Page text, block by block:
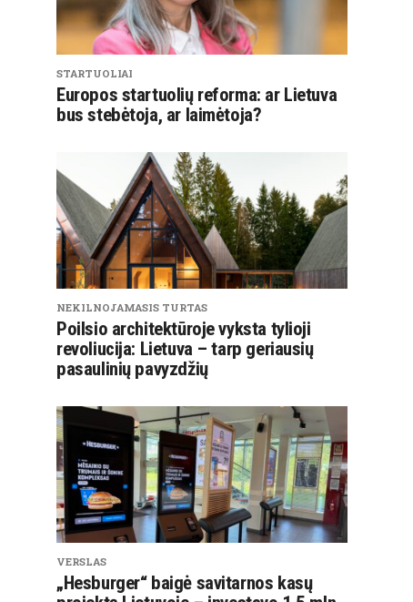
STARTUOLIAI
Europos startuolių reforma: ar Lietuva
bus stebėtoja, ar laimėtoja?
NEKILNOJAMASIS TURTAS
Poilsio architektūroje vyksta tylioji
revoliucija: Lietuva – tarp geriausių
pasaulinių pavyzdžių
VERSLAS
„Hesburger“ baigė savitarnos kasų